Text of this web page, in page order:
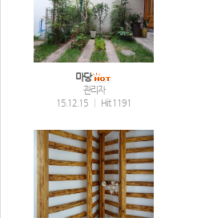
마당
관리자
15.12.15
Hit 1191